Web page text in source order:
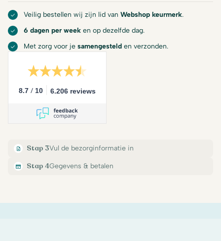
Veilig bestellen wij zijn lid van Webshop keurmerk.
6 dagen per week en op dezelfde dag.
Met zorg voor je samengesteld en verzonden.
8.7 / 10 6.206 reviews
Stap 3Vul de bezorginformatie in
Stap 4Gegevens & betalen